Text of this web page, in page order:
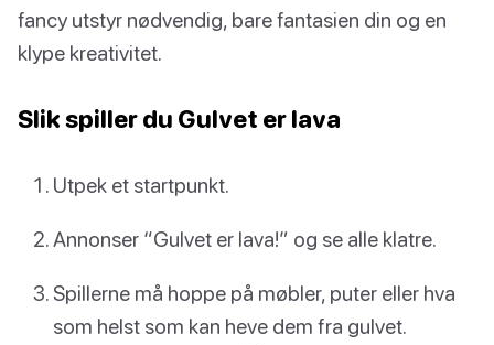
fancy utstyr nødvendig, bare fantasien din og en
klype kreativitet.
Slik spiller du Gulvet er lava
Utpek et startpunkt.
Annonser “Gulvet er lava!” og se alle klatre.
Spillerne må hoppe på møbler, puter eller hva
som helst som kan heve dem fra gulvet.